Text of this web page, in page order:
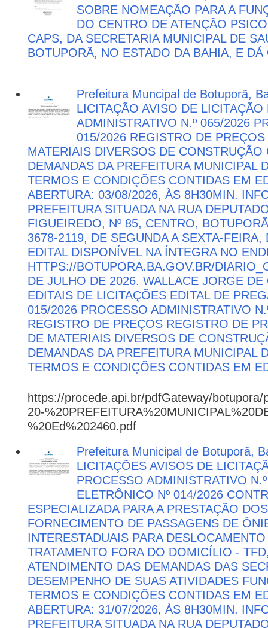
SOBRE NOMEAÇÃO PARA A
DO CENTRO DE ATENÇÃO
CAPS, DA SECRETARIA MUNICIPAL DE
BOTUPORÃ, NO ESTADO DA BAHIA, E
Prefeitura Muncipal de Botuporã,
LICITAÇÃO AVISO DE LICITAÇÃO
ADMINISTRATIVO N.º 065/2026
015/2026 REGISTRO DE
MATERIAIS DIVERSOS DE CONSTRUÇÃO
DEMANDAS DA PREFEITURA MUNICIPAL
TERMOS E CONDIÇÕES CONTIDAS EM
ABERTURA: 03/08/2026, ÀS 8H30MIN.
PREFEITURA SITUADA NA RUA
FIGUEIREDO, Nº 85, CENTRO,
3678-2119, DE SEGUNDA A SEXTA-
EDITAL DISPONÍVEL NA ÍNTEGRA NO
HTTPS://BOTUPORA.BA.GOV.BR/
DE JULHO DE 2026. WALLACE JORGE
EDITAIS DE LICITAÇÕES EDITAL DE
015/2026 PROCESSO ADMINISTRATIVO
REGISTRO DE PREÇOS REGISTRO DE
DE MATERIAIS DIVERSOS DE
DEMANDAS DA PREFEITURA MUNICIPAL
TERMOS E CONDIÇÕES CONTIDAS EM
https://procede.api.br/pdfGateway/botupora/
20-
%20Ed%202460.pdf
Prefeitura Municipal de Botuporã,
LICITAÇÕES AVISOS DE
PROCESSO ADMINISTRATIVO
ELETRÔNICO Nº 014/2026
ESPECIALIZADA PARA A PRESTAÇÃO
FORNECIMENTO DE PASSAGENS DE
INTERESTADUAIS PARA
TRATAMENTO FORA DO DOMICÍLIO -
ATENDIMENTO DAS DEMANDAS DAS
DESEMPENHO DE SUAS ATIVIDADES
TERMOS E CONDIÇÕES CONTIDAS EM
ABERTURA: 31/07/2026, ÀS 8H30MIN.
PREFEITURA SITUADA NA RUA